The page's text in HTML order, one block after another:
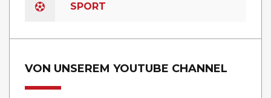
SPORT
VON UNSEREM YOUTUBE CHANNEL